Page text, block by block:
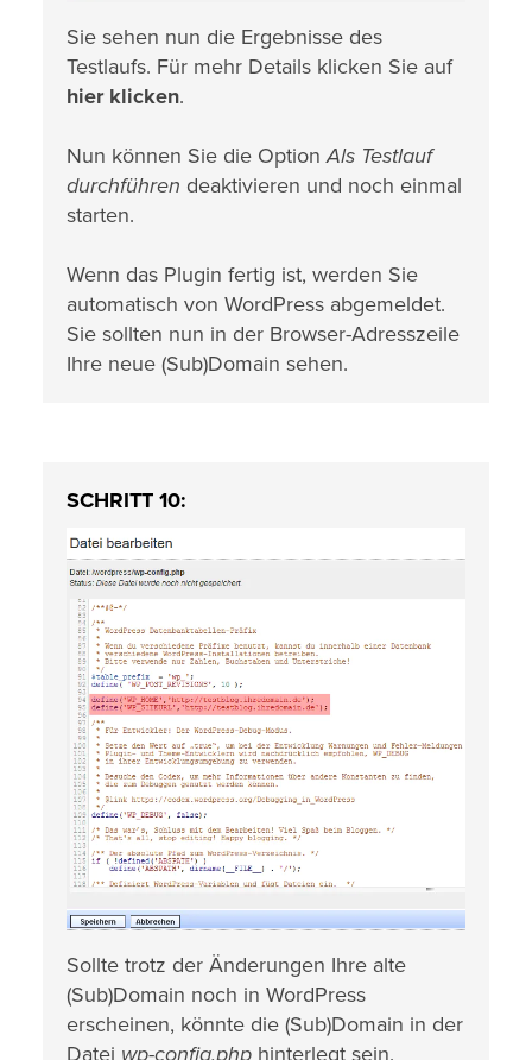
Sie sehen nun die Ergebnisse des
Testlaufs. Für mehr Details klicken Sie auf
hier klicken.
Nun können Sie die OptionAls Testlauf
durchführen deaktivieren und noch einmal
starten.
Wenn das Plugin fertig ist, werden Sie
automatisch von WordPress abgemeldet.
Sie sollten nun in der Browser-Adresszeile
Ihre neue (Sub)Domain sehen.
SCHRITT 10:
Sollte trotz der Änderungen Ihre alte
(Sub)Domain noch in WordPress
erscheinen, könnte die (Sub)Domain in der
Datei wp-config.php hinterlegt sein.